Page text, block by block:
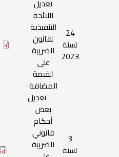
24
لسنة
2023
تعديل
اللائحة
التنفيذية
لقانون
الضريبة
على
القيمة
المضافة
3
لسنة
تعديل
بعض
أحكام
قانوني
الضريبة